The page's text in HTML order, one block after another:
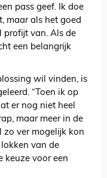
pass geef. Ik doe
maar als het goed
profijt van. Als de
een belangrijk
wil vinden, is
“Toen ik op
er nog niet heel
maar meer in de
zo ver mogelijk kon
van de
keuze voor een